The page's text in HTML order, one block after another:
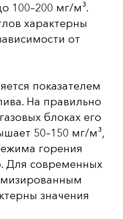
100–200 мг/м³.
характерны
от
показателем
На правильно
блоках его
50–150 мг/м³,
горения
Для современных
значения